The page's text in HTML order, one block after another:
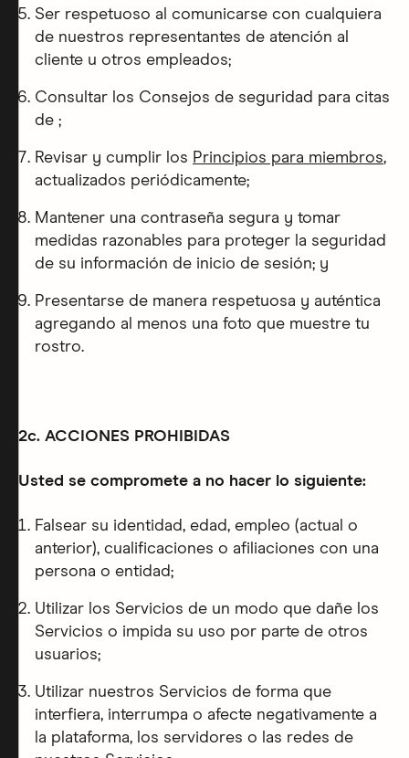
Ser respetuoso al comunicarse con cualquiera
de nuestros representantes de atención al
cliente u otros empleados;
Consultar los Consejos de seguridad para citas
de ;
Revisar y cumplir los Principios para miembros,
actualizados periódicamente;
Mantener una contraseña segura y tomar
medidas razonables para proteger la seguridad
de su información de inicio de sesión; y
Presentarse de manera respetuosa y auténtica
agregando al menos una foto que muestre tu
rostro.
2c. ACCIONES PROHIBIDAS
Usted se compromete a no hacer lo siguiente:
Falsear su identidad, edad, empleo (actual o
anterior), cualificaciones o afiliaciones con una
persona o entidad;
Utilizar los Servicios de un modo que dañe los
Servicios o impida su uso por parte de otros
usuarios;
Utilizar nuestros Servicios de forma que
interfiera, interrumpa o afecte negativamente a
la plataforma, los servidores o las redes de